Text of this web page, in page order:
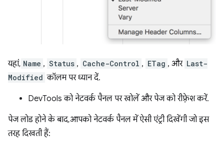
यहां, Name , Status , Cache-Control , ETag , और Last-
Modified कॉलम पर ध्यान दें.
DevTools को नेटवर्क पैनल पर खोलें और पेज को रीफ़्रेश करें.
पेज लोड होने के बाद, आपको नेटवर्क पैनल में ऐसी एंट्री दिखेंगी जो इस
तरह दिखती हैं: